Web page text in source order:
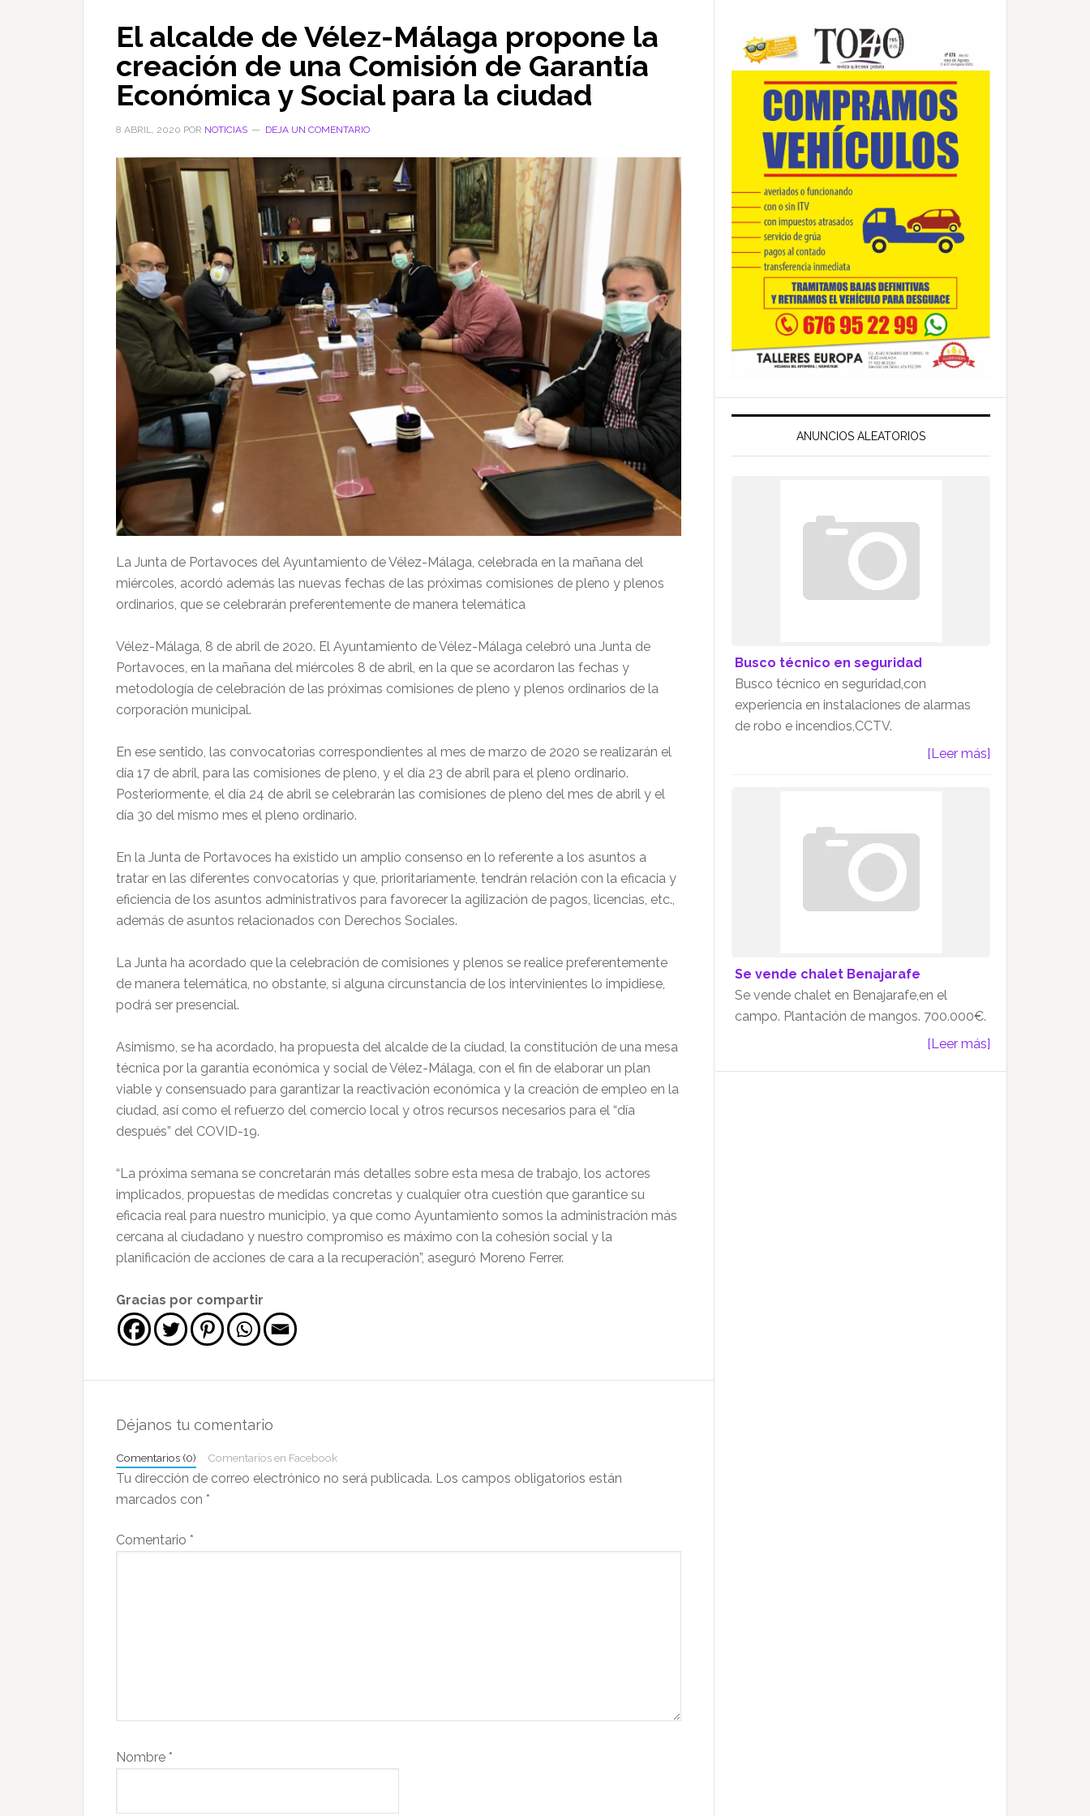
El alcalde de Vélez-Málaga propone la
creación de una Comisión de Garantía
Económica y Social para la ciudad
8 ABRIL, 2020 POR NOTICIAS DEJA UN COMENTARIO
La Junta de Portavoces del Ayuntamiento de Vélez-Málaga, celebrada en la mañana del
miércoles, acordó además las nuevas fechas de las próximas comisiones de pleno y plenos
ordinarios, que se celebrarán preferentemente de manera telemática
Vélez-Málaga, 8 de abril de 2020. El Ayuntamiento de Vélez-Málaga celebró una Junta de
Portavoces, en la mañana del miércoles 8 de abril, en la que se acordaron las fechas y
metodología de celebración de las próximas comisiones de pleno y plenos ordinarios de la
corporación municipal.
En ese sentido, las convocatorias correspondientes al mes de marzo de 2020 se realizarán el
día 17 de abril, para las comisiones de pleno, y el día 23 de abril para el pleno ordinario.
Posteriormente, el día 24 de abril se celebrarán las comisiones de pleno del mes de abril y el
día 30 del mismo mes el pleno ordinario.
En la Junta de Portavoces ha existido un amplio consenso en lo referente a los asuntos a
tratar en las diferentes convocatorias y que, prioritariamente, tendrán relación con la eficacia y
eficiencia de los asuntos administrativos para favorecer la agilización de pagos, licencias, etc.,
además de asuntos relacionados con Derechos Sociales.
La Junta ha acordado que la celebración de comisiones y plenos se realice preferentemente
de manera telemática, no obstante, si alguna circunstancia de los intervinientes lo impidiese,
podrá ser presencial.
Asimismo, se ha acordado, ha propuesta del alcalde de la ciudad, la constitución de una mesa
técnica por la garantía económica y social de Vélez-Málaga, con el fin de elaborar un plan
viable y consensuado para garantizar la reactivación económica y la creación de empleo en la
ciudad, así como el refuerzo del comercio local y otros recursos necesarios para el “día
después” del COVID-19.
“La próxima semana se concretarán más detalles sobre esta mesa de trabajo, los actores
implicados, propuestas de medidas concretas y cualquier otra cuestión que garantice su
eficacia real para nuestro municipio, ya que como Ayuntamiento somos la administración más
cercana al ciudadano y nuestro compromiso es máximo con la cohesión social y la
planificación de acciones de cara a la recuperación”, aseguró Moreno Ferrer.
Gracias por compartir
con
lectores
Déjanos tu comentario
Comentarios (0) Comentarios en Facebook
Tu dirección de correo electrónico no será publicada. Los campos obligatorios están
marcados con *
Comentario *
Nombre *
ANUNCIOS ALEATORIOS
Busco técnico en seguridad
Busco técnico en seguridad,con
experiencia en instalaciones de alarmas
de robo e incendios,CCTV.
[Leer más]
Se vende chalet Benajarafe
Se vende chalet en Benajarafe,en el
campo. Plantación de mangos. 700.000€.
[Leer más]